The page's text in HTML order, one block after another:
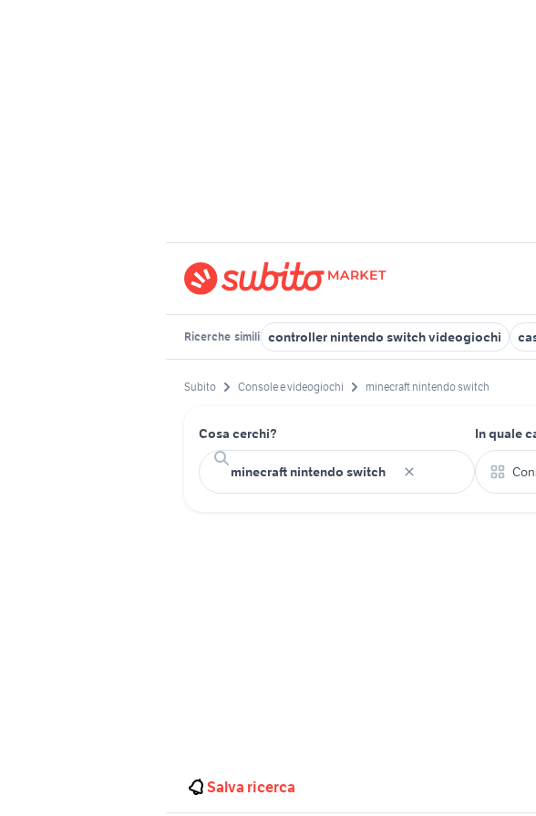
Ricerche simili controller nintendo switch videogiochi
Subito Console e videogiochi minecraft nintendo switch
Cosa cerchi? In quale
Salva ricerca